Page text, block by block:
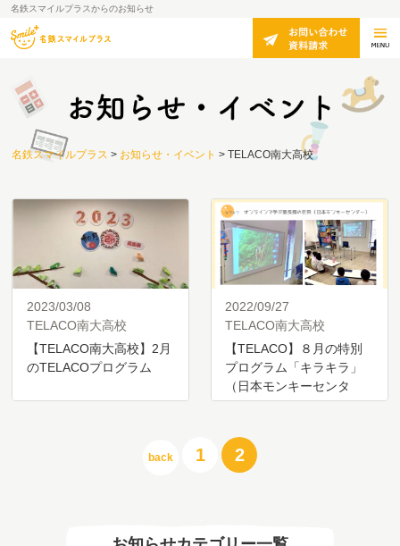
名鉄スマイルプラスからのお知らせ
名鉄スマイルプラス > お知らせ・イベント > TELACO南大高校
2023/03/08
TELACO南大高校
【TELACO南大高校】2月
のTELACOプログラム
2022/09/27
TELACO南大高校
【TELACO】８月の特別
プログラム「キラキラ」
（日本モンキーセンタ
ー…
back 1 2